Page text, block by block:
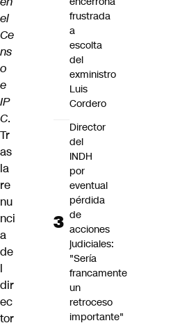
el
Ce
ns
o
e
IP
C.
Tr
as
la
re
nu
nci
a
de
l
dir
ec
tor
frustrada
a
escolta
del
exministro
Luis
Cordero
Director
del
INDH
por
eventual
pérdida
de
acciones
judiciales:
"Sería
francamente
un
retroceso
importante"